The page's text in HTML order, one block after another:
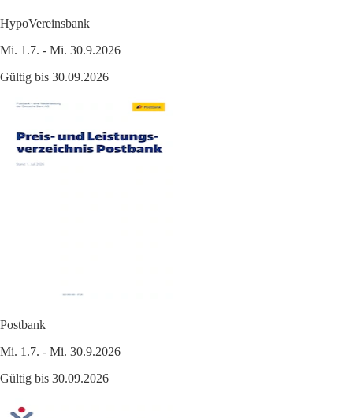
HypoVereinsbank
Mi. 1.7. - Mi. 30.9.2026
Gültig bis 30.09.2026
Postbank
Mi. 1.7. - Mi. 30.9.2026
Gültig bis 30.09.2026